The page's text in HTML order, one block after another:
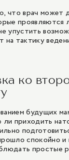
что врач может
проявляются
упустить
на тактику
ко
будущих
приходить
спокойно
простые